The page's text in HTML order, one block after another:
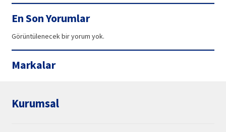
En Son Yorumlar
Görüntülenecek bir yorum yok.
Markalar
Kurumsal